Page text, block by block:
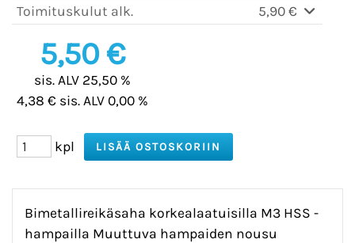
Toimituskulut alk.
5,90 €
5,50 €
sis. ALV 25,50 %
4,38 € sis. ALV 0,00 %
kpl
Bimetallireikäsaha korkealaatuisilla M3 HSS -
hampailla Muuttuva hampaiden nousu